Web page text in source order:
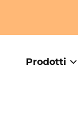
Prodotti